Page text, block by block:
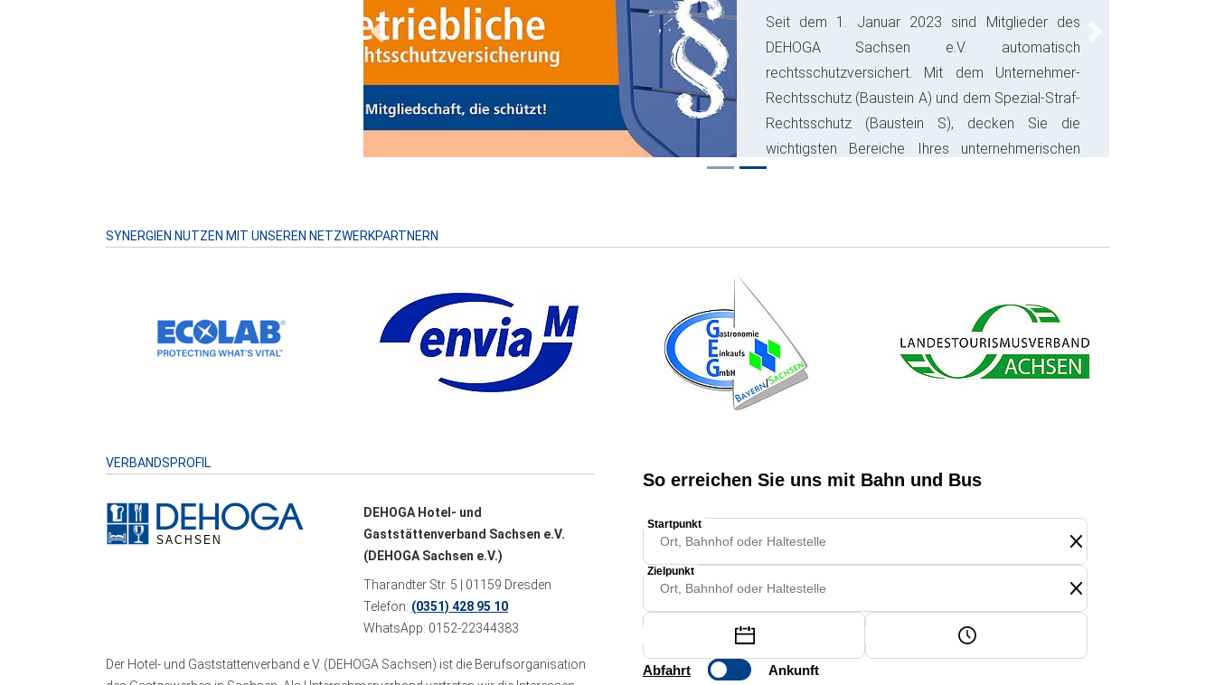
Seit dem 1. Januar 2023 sind Mitglieder des
DEHOGA Sachsen e.V. automatisch
rechtsschutzversichert. Mit dem Unternehmer-
Rechtsschutz (Baustein A) und dem Spezial-Straf-
Rechtsschutz (Baustein S), decken Sie die
wichtigsten Bereiche Ihres unternehmerischen
Risikos ab und sparen bares Geld.
Previous
SYNERGIEN NUTZEN MIT UNSEREN NETZWERKPARTNERN
VERBANDSPROFIL
DEHOGA Hotel- und
Gaststättenverband Sachsen e.V.
(DEHOGA Sachsen e.V.)
Tharandter Str. 5 | 01159 Dresden
Telefon: (0351) 428 95 10
WhatsApp: 0152-22344383
Der Hotel- und Gaststättenverband e.V. (DEHOGA Sachsen) ist die Berufsorganisation